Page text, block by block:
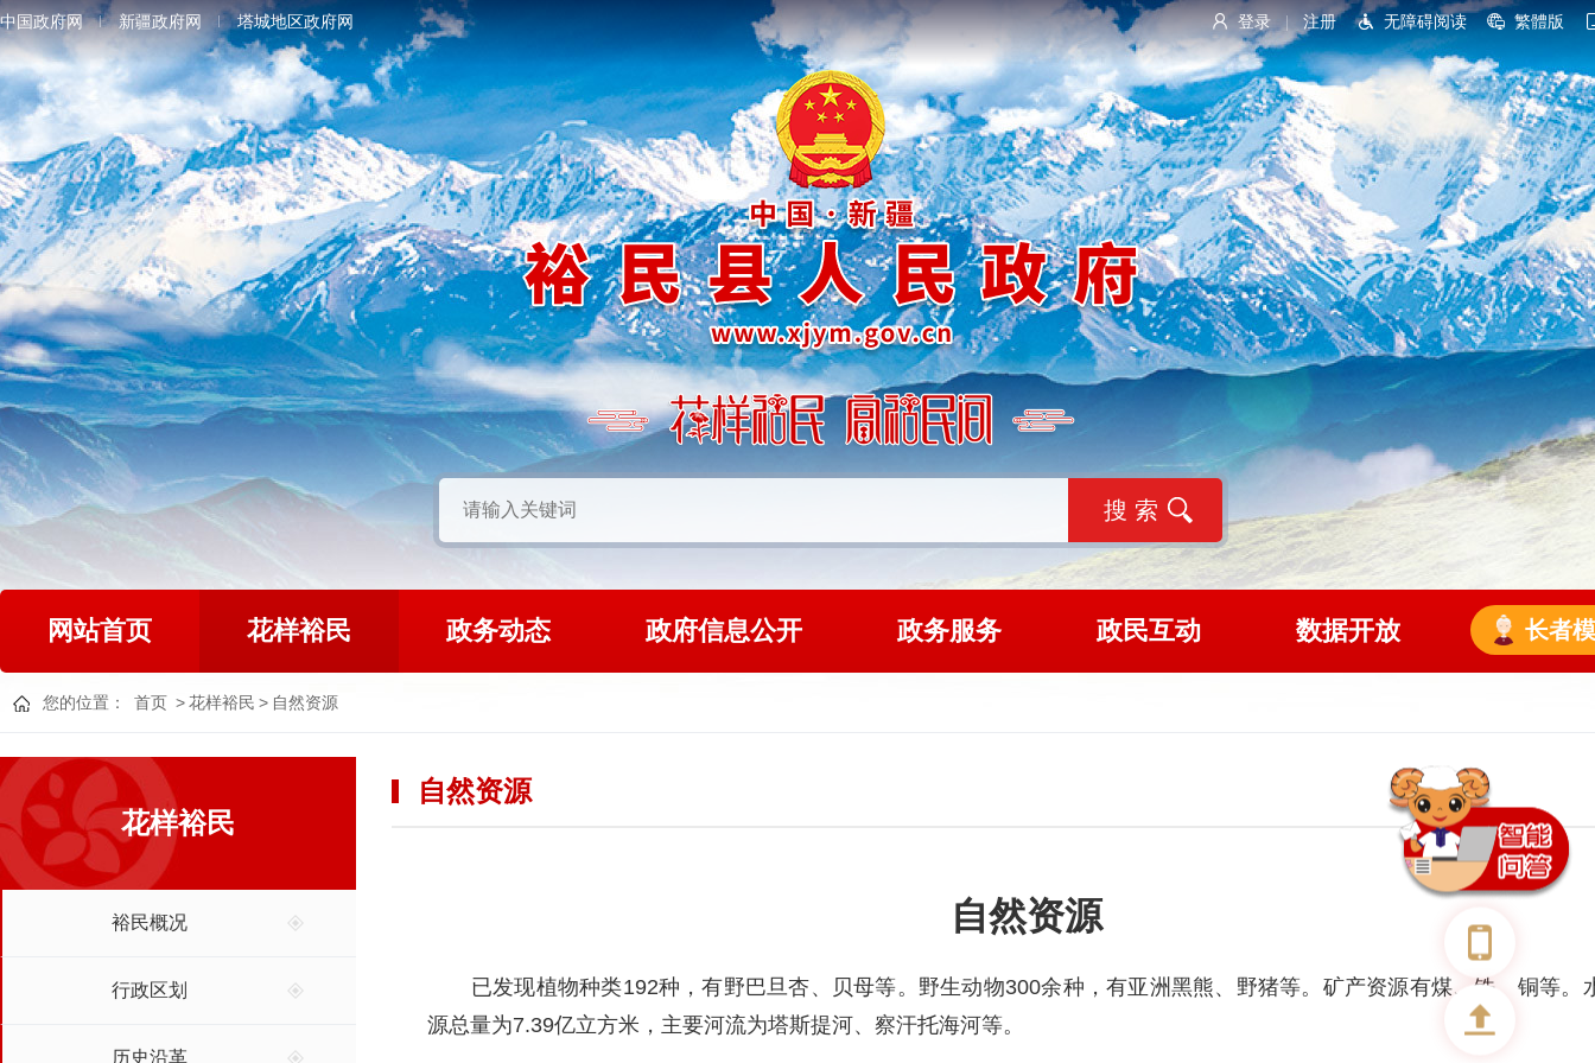
登录 注册 无障碍阅读 繁體版
中国政府网 新疆政府网 塔城地区政府网
网站首页 花样裕民 政务动态 政府信息公开 政务服务 政民互动 数据开放 长者
您的位置： 首页 >花样裕民 > 自然资源
花样裕民
裕民概况
行政区划
历史沿革
自然资源
自然资源
已发现植物种类192种，有野巴旦杏、贝母等。野生动物300余种，有亚洲黑熊、野猪等。矿产资源有煤、铁、铜等。
源总量为7.39亿立方米，主要河流为塔斯提河、察汗托海河等。